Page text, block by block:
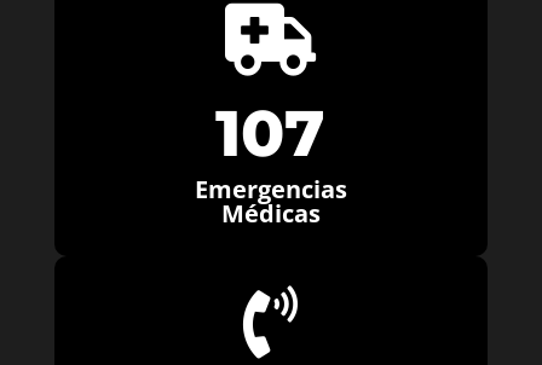

107
Emergencias
Médicas
